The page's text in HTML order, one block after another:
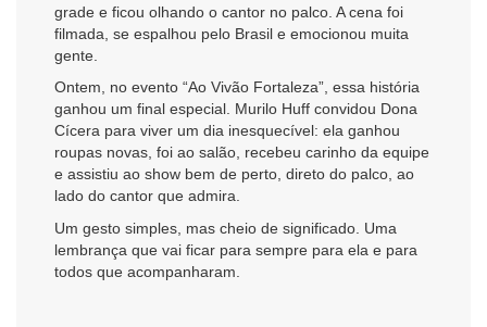
grade e ficou olhando o cantor no palco. A cena foi
filmada, se espalhou pelo Brasil e emocionou muita
gente.
Ontem, no evento “Ao Vivão Fortaleza”, essa história
ganhou um final especial. Murilo Huff convidou Dona
Cícera para viver um dia inesquecível: ela ganhou
roupas novas, foi ao salão, recebeu carinho da equipe
e assistiu ao show bem de perto, direto do palco, ao
lado do cantor que admira.
Um gesto simples, mas cheio de significado. Uma
lembrança que vai ficar para sempre para ela e para
todos que acompanharam.